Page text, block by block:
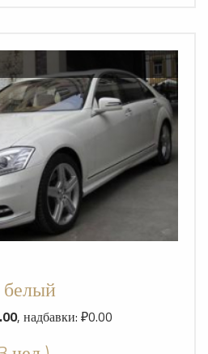
, надбавки: ₽0.00